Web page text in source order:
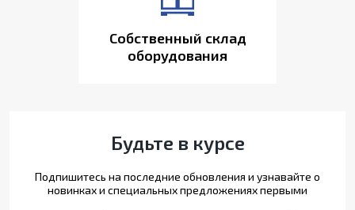
Собственный склад
оборудования
Будьте в курсе
Подпишитесь на последние обновления и узнавайте о
новинках и специальных предложениях первыми